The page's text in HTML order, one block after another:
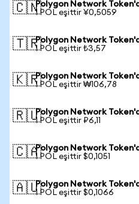
🇨🇳Polygon Network
1 POL eşittir ¥0,5059
🇹🇷Polygon Network
1 POL eşittir ₺3,57
🇰🇷Polygon Network
1 POL eşittir ₩106,78
🇷🇺Polygon Network
1 POL eşittir ₽6,11
🇨🇦Polygon Network
1 POL eşittir $0,1051
🇦🇺Polygon Network
1 POL eşittir $0,1066